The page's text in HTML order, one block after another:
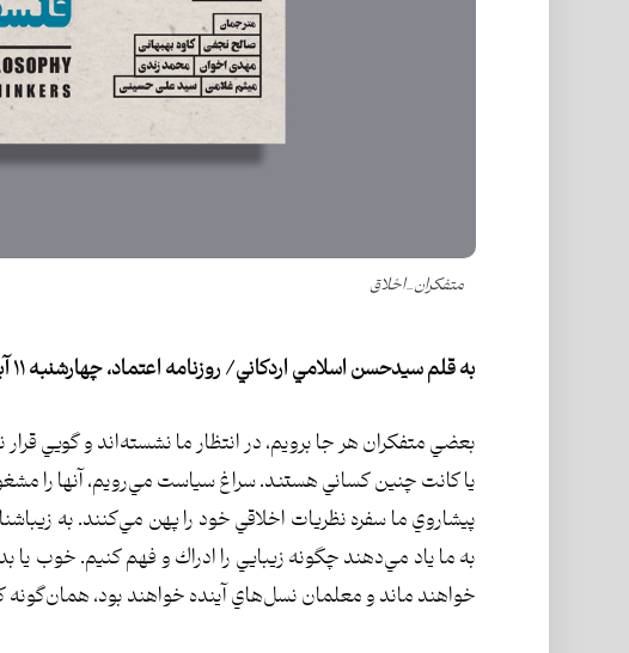
متفکران_اخلاق
به قلم سيدحسن اسلامي اردكاني/ روزنامه اعتماد، چهارشنبه ۱۱ آبان ۱۴۰۱
بعضي متفكران هر جا برويم، در انتظار ما نشسته‌اند و گويي
يا كانت چنين كساني هستند. سراغ سياست مي‌رويم، آنها را
پيشاروي ما سفره نظريات اخلاقي خود را پهن مي‌كنند. به
به ما ياد مي‌دهند چگونه زيبايي را ادراك و فهم كنيم. خوب
خواهند ماند و معلمان نسل‌هاي آينده خواهند بود،